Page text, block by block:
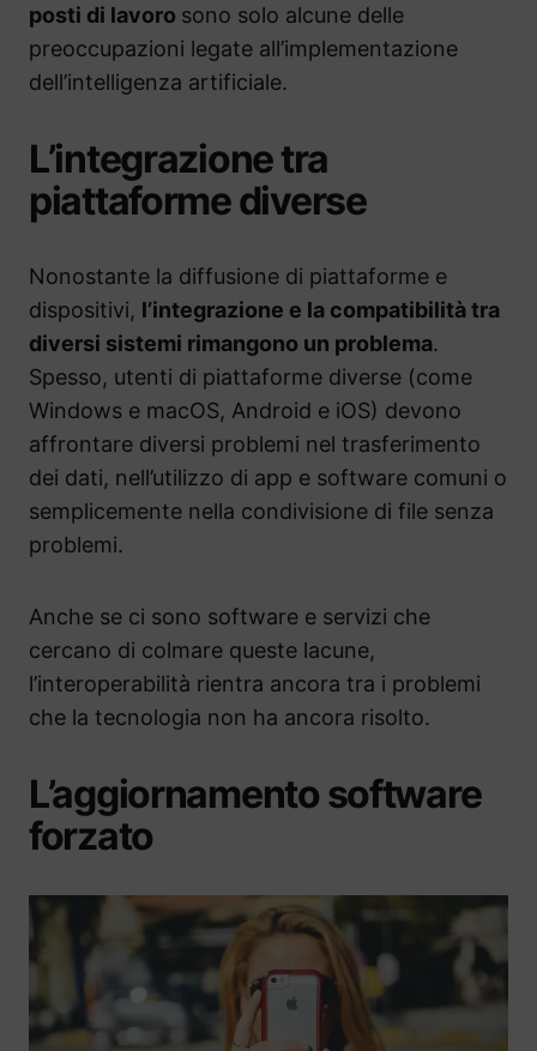
posti di lavoro sono solo alcune delle
preoccupazioni legate all’implementazione
dell’intelligenza artificiale.
L’integrazione tra
piattaforme diverse
Nonostante la diffusione di piattaforme e
dispositivi, l’integrazione e la compatibilità tra
diversi sistemi rimangono un problema.
Spesso, utenti di piattaforme diverse (come
Windows e macOS, Android e iOS) devono
affrontare diversi problemi nel trasferimento
dei dati, nell’utilizzo di app e software comuni o
semplicemente nella condivisione di file senza
problemi.
Anche se ci sono software e servizi che
cercano di colmare queste lacune,
l’interoperabilità rientra ancora tra i problemi
che la tecnologia non ha ancora risolto.
L’aggiornamento software
forzato